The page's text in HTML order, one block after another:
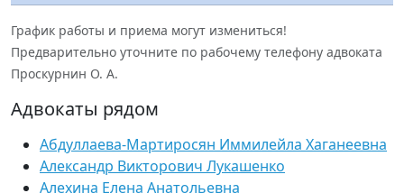
График работы и приема могут измениться!
Предварительно уточните по рабочему телефону адвоката
Проскурнин О. А.
Адвокаты рядом
Абдуллаева-Мартиросян Иммилейла Хаганеевна
Александр Викторович Лукашенко
Алехина Елена Анатольевна